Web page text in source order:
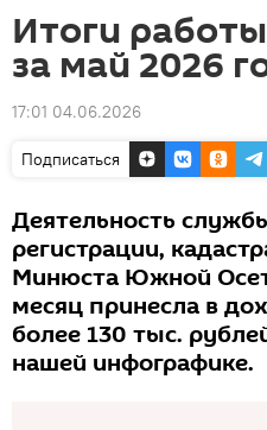
Итоги
за май 2026
17:01 04.06.2026
Подписаться
Деятельность
регистрации,
Минюста Южной
месяц принесла в
более 130 тыс.
нашей инфографике.